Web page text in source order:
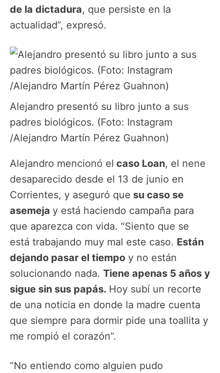
de la dictadura, que persiste en la
actualidad”, expresó.
Alejandro presentó su libro junto a sus
padres biológicos. (Foto: Instagram
/Alejandro Martín Pérez Guahnon)
Alejandro mencionó el caso Loan, el nene
desaparecido desde el 13 de junio en
Corrientes, y aseguró que su caso se
asemeja y está haciendo campaña para
que aparezca con vida. “Siento que se
está trabajando muy mal este caso. Están
dejando pasar el tiempo y no están
solucionando nada. Tiene apenas 5 años y
sigue sin sus papás. Hoy subí un recorte
de una noticia en donde la madre cuenta
que siempre para dormir pide una toallita y
me rompió el corazón”.
“No entiendo como alguien pudo